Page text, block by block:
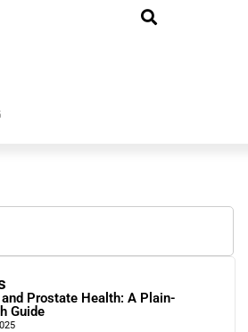
Prostate Health: A Plain-
Guide